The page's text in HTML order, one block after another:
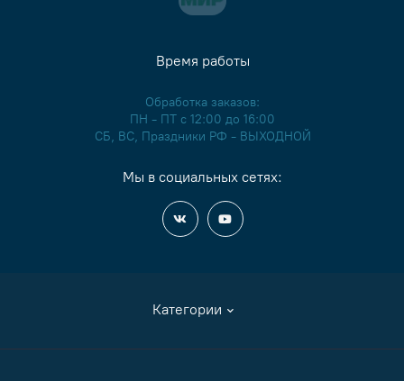
Категории
Время работы
Обработка заказов:
ПН - ПТ с 12:00 до 16:00
СБ, ВС, Праздники РФ - ВЫХОДНОЙ
Мы в социальных сетях: